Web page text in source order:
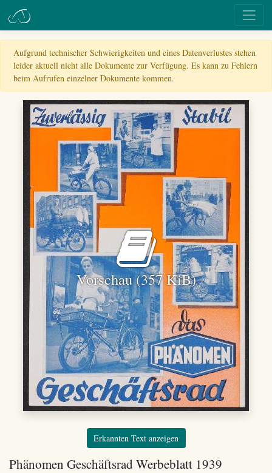
Aufgrund technischer Schwierigkeiten und eines Datenverlustes stehen
leider aktuell nicht alle Dokumente zur Verfügung. Es kann zu Fehlern
beim Aufrufen einzelner Dokumente kommen.
Vorschau (357 KiB)
Erkannten Text anzeigen
Phänomen Geschäftsrad Werbeblatt 1939